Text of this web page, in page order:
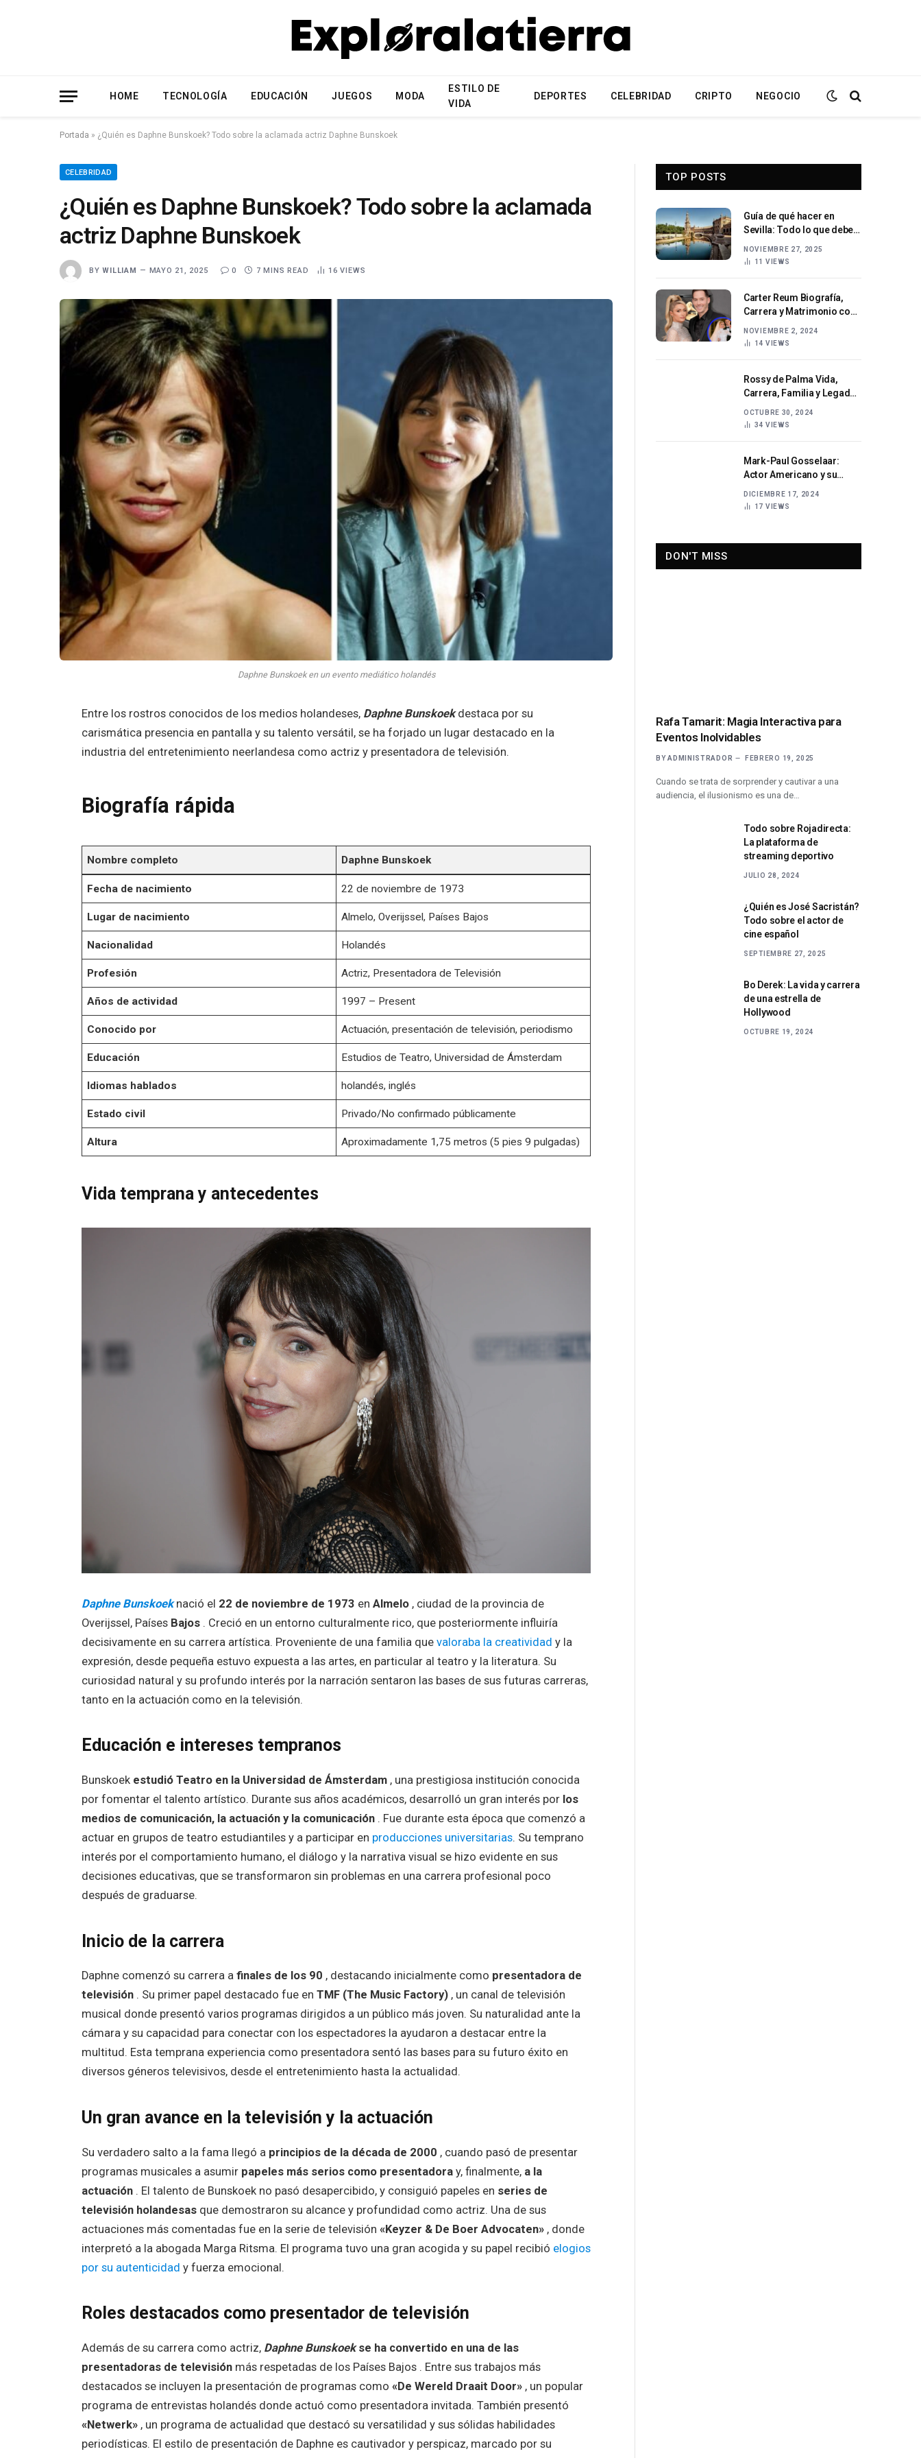
HOME TECNOLOGÍA EDUCACIÓN JUEGOS MODA
ESTILO DE
VIDA
DEPORTES CELEBRIDAD CRIPTO NEGOCIO
Portada » ¿Quién es Daphne Bunskoek? Todo sobre la aclamada actriz Daphne Bunskoek
CELEBRIDAD
¿Quién es Daphne Bunskoek? Todo sobre la aclamada
actriz Daphne Bunskoek
BY WILLIAM MAYO 21, 2025 0 7 MINS READ 16VIEWS
Daphne Bunskoek en un evento mediático holandés
Entre los rostros conocidos de los medios holandeses, Daphne Bunskoekdestaca por su
carismática presencia en pantalla y su talento versátil, se ha forjado un lugar destacado en la
industria del entretenimiento neerlandesa como actriz y presentadora de televisión.
Biografía rápida
Nombre completo Daphne Bunskoek
Fecha de nacimiento 22 de noviembre de 1973
Lugar de nacimiento Almelo, Overijssel, Países Bajos
Nacionalidad Holandés
Profesión Actriz, Presentadora de Televisión
Años de actividad 1997 – Present
Conocido por Actuación, presentación de televisión, periodismo
Educación Estudios de Teatro, Universidad de Ámsterdam
Idiomas hablados holandés, inglés
Estado civil Privado/No confirmado públicamente
Altura Aproximadamente 1,75 metros (5 pies 9 pulgadas)
Vida temprana y antecedentes
Daphne Bunskoeknació el 22 de noviembre de 1973 en Almelo, ciudad de la provincia de
Overijssel, PaísesBajos. Creció en un entorno culturalmente rico, que posteriormente influiría
decisivamente en su carrera artística. Proveniente de una familia que valoraba la creatividad y la
expresión, desde pequeña estuvo expuesta a las artes, en particular al teatro y la literatura. Su
curiosidad natural y su profundo interés por la narración sentaron las bases de sus futuras carreras,
tanto en la actuación como en la televisión.
Educación e intereses tempranos
Bunskoek estudió Teatro en la Universidad de Ámsterdam, una prestigiosa institución conocida
por fomentar el talento artístico. Durante sus años académicos, desarrolló un gran interés por los
medios de comunicación, la actuación y la comunicación. Fue durante esta época que comenzó a
actuar en grupos de teatro estudiantiles y a participar en producciones universitarias. Su temprano
interés por el comportamiento humano, el diálogo y la narrativa visual se hizo evidente en sus
decisiones educativas, que se transformaron sin problemas en una carrera profesional poco
después de graduarse.
Inicio de la carrera
Daphne comenzó su carrera a finales de los 90 , destacando inicialmente como presentadora de
televisión. Su primer papel destacado fue en TMF (The Music Factory), un canal de televisión
musical donde presentó varios programas dirigidos a un público más joven. Su naturalidad ante la
cámara y su capacidad para conectar con los espectadores la ayudaron a destacar entre la
multitud. Esta temprana experiencia como presentadora sentó las bases para su futuro éxito en
diversos géneros televisivos, desde el entretenimiento hasta la actualidad.
Un gran avance en la televisión y la actuación
Su verdadero salto a la fama llegó a principios de la década de 2000 , cuando pasó de presentar
programas musicales a asumir papeles más serios como presentadoray, finalmente, a la
actuación. El talento de Bunskoek no pasó desapercibido, y consiguió papeles en series de
televisión holandesasque demostraron su alcance y profundidad como actriz. Una de sus
actuaciones más comentadas fue en la serie de televisión «Keyzer & De Boer Advocaten», donde
interpretó a la abogada Marga Ritsma. El programa tuvo una gran acogida y su papel recibió elogios
por su autenticidad y fuerza emocional.
Roles destacados como presentador de televisión
Además de su carrera como actriz, Daphne Bunskoekse ha convertido en una de las
presentadoras de televisiónmás respetadas de los Países Bajos . Entre sus trabajos más
destacados se incluyen la presentación de programas como «De Wereld Draait Door», un popular
programa de entrevistas holandés donde actuó como presentadora invitada. También presentó
«Netwerk», un programa de actualidad que destacó su versatilidad y sus sólidas habilidades
periodísticas. El estilo de presentación de Daphne es cautivador y perspicaz, marcado por su
TOP POSTS
Guía de qué hacer en
Sevilla: Todo lo que debes
Andalucía
NOVIEMBRE 27, 2025
11 VIEWS
Carter Reum Biografía,
Carrera y Matrimonio con
NOVIEMBRE 2, 2024
14 VIEWS
Rossy de Palma Vida,
Carrera, Familia y Legado
OCTUBRE 30, 2024
34 VIEWS
Mark-Paul Gosselaar:
Actor Americano y su
DICIEMBRE 17, 2024
17 VIEWS
DON'T MISS
Rafa Tamarit: Magia Interactiva para
Eventos Inolvidables
BY ADMINISTRADOR FEBRERO 19, 2025
Cuando se trata de sorprender y cautivar a una
audiencia, el ilusionismo es una de…
Todo sobre Rojadirecta:
La plataforma de
streaming deportivo
JULIO 28, 2024
¿Quién es José Sacristán?
Todo sobre el actor de
cine español
SEPTIEMBRE 27, 2025
Bo Derek: La vida y carrera
de una estrella de
Hollywood
OCTUBRE 19, 2024